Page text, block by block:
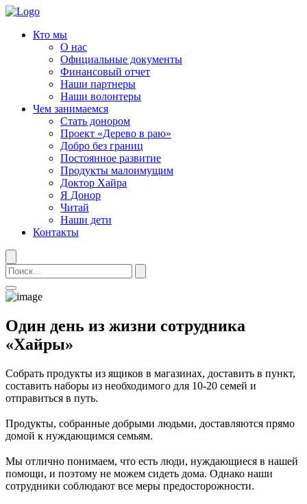
Кто мы
О нас
Официальные документы
Финансовый отчет
Наши партнеры
Наши волонтеры
Чем занимаемся
Стать донором
Проект «Дерево в раю»
Добро без границ
Постоянное развитие
Продукты малоимущим
Доктор Хайра
Я Донор
Читай
Наши дети
Контакты
Один день из жизни сотрудника
«Хайры»
Собрать продукты из ящиков в магазинах, доставить в пункт,
составить наборы из необходимого для 10-20 семей и
отправиться в путь.
Продукты, собранные добрыми людьми, доставляются прямо
домой к нуждающимся семьям.
Мы отлично понимаем, что есть люди, нуждающиеся в нашей
помощи, и поэтому не можем сидеть дома. Однако наши
сотрудники соблюдают все меры предосторожности.